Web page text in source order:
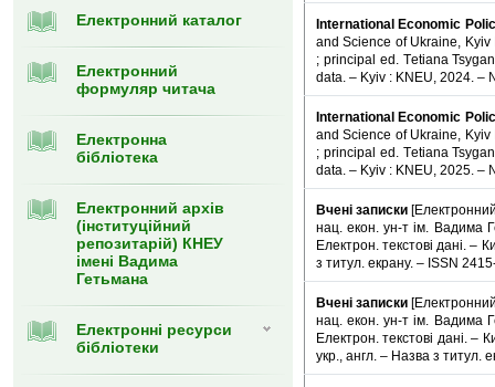
Електронний каталог
Електронний
формуляр читача
Eлектронна
бібліотека
Електронний архів
(інституційний
репозитарій) КНЕУ
імені Вадима
Гетьмана
Електронні ресурси
бібліотеки
International Economic
and Science of Ukraine,
; principal ed. Тetiana
data. – Kyiv : KNEU, 2024. –
International Economic
and Science of Ukraine,
; principal ed. Тetiana
data. – Kyiv : KNEU, 2025. –
Вчені записки
нац. екон. ун-т ім. Вадима
Електрон. текстові дані. –
з титул. екрану. – ISSN
Вчені записки
нац. екон. ун-т ім. Вадима
Електрон. текстові дані. –
укр., англ. – Назва з титул.